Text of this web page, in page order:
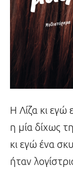
Η Λίζα κι εγώ
η μία δίχως
κι εγώ ένα
ήταν